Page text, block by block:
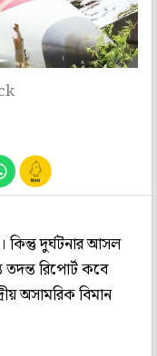
কিন্তু দুর্ঘটনার আসল
রিপোর্ট কবে
অসামরিক বিমান